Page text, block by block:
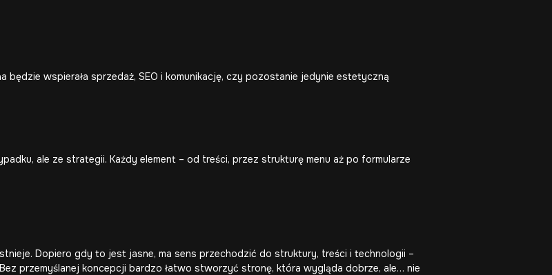
wspierała sprzedaż, SEO i komunikację, czy pozostanie jedynie estetyczną
ale ze strategii. Każdy element – od treści, przez strukturę menu aż po formularze
Dopiero gdy to jest jasne, ma sens przechodzić do struktury, treści i technologii –
przemyślanej koncepcji bardzo łatwo stworzyć stronę, która wygląda dobrze, ale… nie